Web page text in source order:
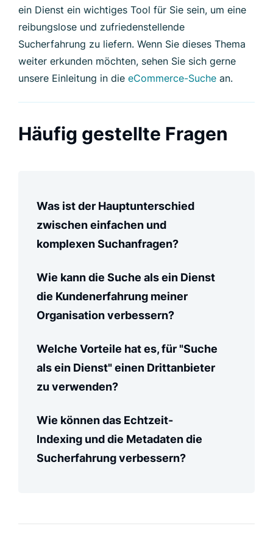
ein Dienst ein wichtiges Tool für Sie sein, um eine
reibungslose und zufriedenstellende
Sucherfahrung zu liefern. Wenn Sie dieses Thema
weiter erkunden möchten, sehen Sie sich gerne
unsere Einleitung in die eCommerce-Suche an.
Häufig gestellte Fragen
Was ist der Hauptunterschied
zwischen einfachen und
komplexen Suchanfragen?
Wie kann die Suche als ein Dienst
die Kundenerfahrung meiner
Organisation verbessern?
Welche Vorteile hat es, für "Suche
als ein Dienst" einen Drittanbieter
zu verwenden?
Wie können das Echtzeit-
Indexing und die Metadaten die
Sucherfahrung verbessern?